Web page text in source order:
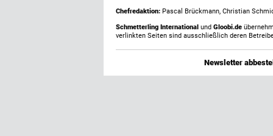
Chefredaktion: Pascal Brückmann, Christian
Schmetterling International und Gloobi.de
verlinkten Seiten sind ausschließlich deren
Newsletter